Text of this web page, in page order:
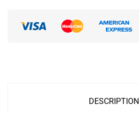
DESCRIPTION